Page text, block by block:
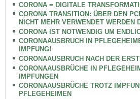
CORONA = DIGITALE
CORONA TRANSITION: ÜBER DEN
NICHT MEHR VERWENDET WERDEN
CORONA IST NOTWENDIG UM
CORONAAUSBRUCH IN
IMPFUNG!
CORONAAUSBRUCH NACH DER
CORONAAUSBRÜCHE IN
IMPFUNGEN
CORONAAUSBRÜCHE TROTZ
PFLEGEHEIMEN